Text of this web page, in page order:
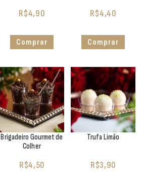
R$4,90
Comprar
R$4,40
Comprar
Brigadeiro Gourmet de
Colher
R$4,50
Trufa Limão
R$3,90